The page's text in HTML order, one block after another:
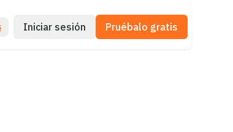
Iniciar sesión Pruébalo gratis